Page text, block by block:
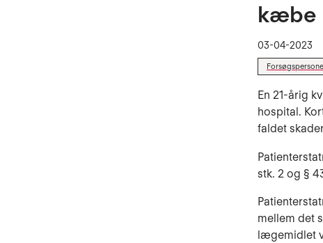
kæbe
03-04-2023
En 21-årig
hospital.
faldet
stk. 2 og §
mellem det
lægemidlet